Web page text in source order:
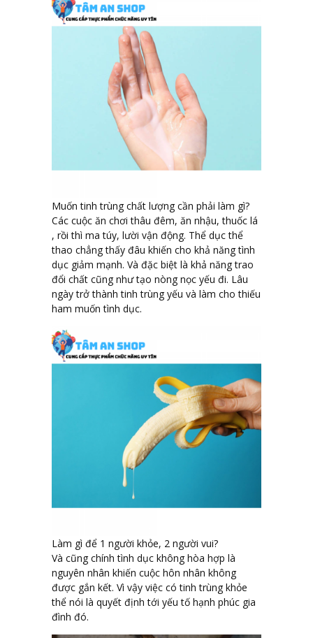
Muốn tinh trùng chất lượng cần phải làm gì?
Các cuộc ăn chơi thâu đêm, ăn nhậu, thuốc lá
, rồi thì ma túy, lười vận động. Thể dục thể
thao chẳng thấy đâu khiến cho khả năng tình
dục giảm mạnh. Và đặc biệt là khả năng trao
đổi chất cũng như tạo nòng nọc yếu đi. Lâu
ngày trở thành tinh trùng yếu và làm cho thiếu
ham muốn tình dục.
Làm gì để 1 người khỏe, 2 người vui?
Và cũng chính tình dục không hòa hợp là
nguyên nhân khiến cuộc hôn nhân không
được gắn kết. Vì vậy việc có tinh trùng khỏe
thể nói là quyết định tới yếu tố hạnh phúc gia
đình đó.